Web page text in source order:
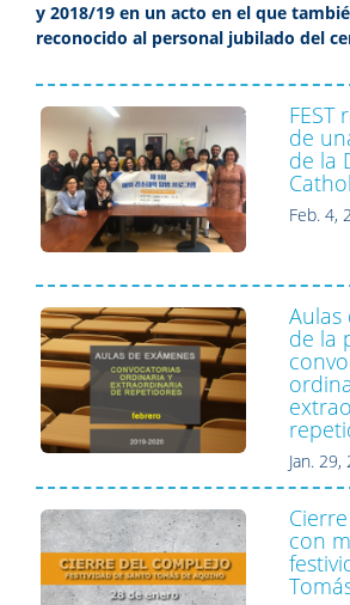
y 2018/19 en un acto en el que
reconocido al personal jubilado del
FEST
de
de la
Feb. 4,
Aulas
de la
Jan. 29,
con